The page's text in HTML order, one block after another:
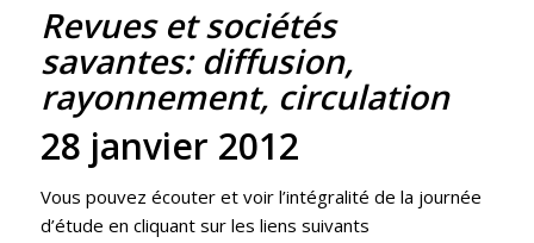
Revues et sociétés
savantes: diffusion,
rayonnement, circulation
28 janvier 2012
Vous pouvez écouter et voir l’intégralité de la journée
d’étude en cliquant sur les liens suivants